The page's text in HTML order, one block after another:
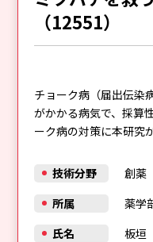
（12551）
チョーク病（届出伝染
がかかる病気で、採算
ーク病の対策に本研究
技術分野
創薬
所属
薬学
氏名
板